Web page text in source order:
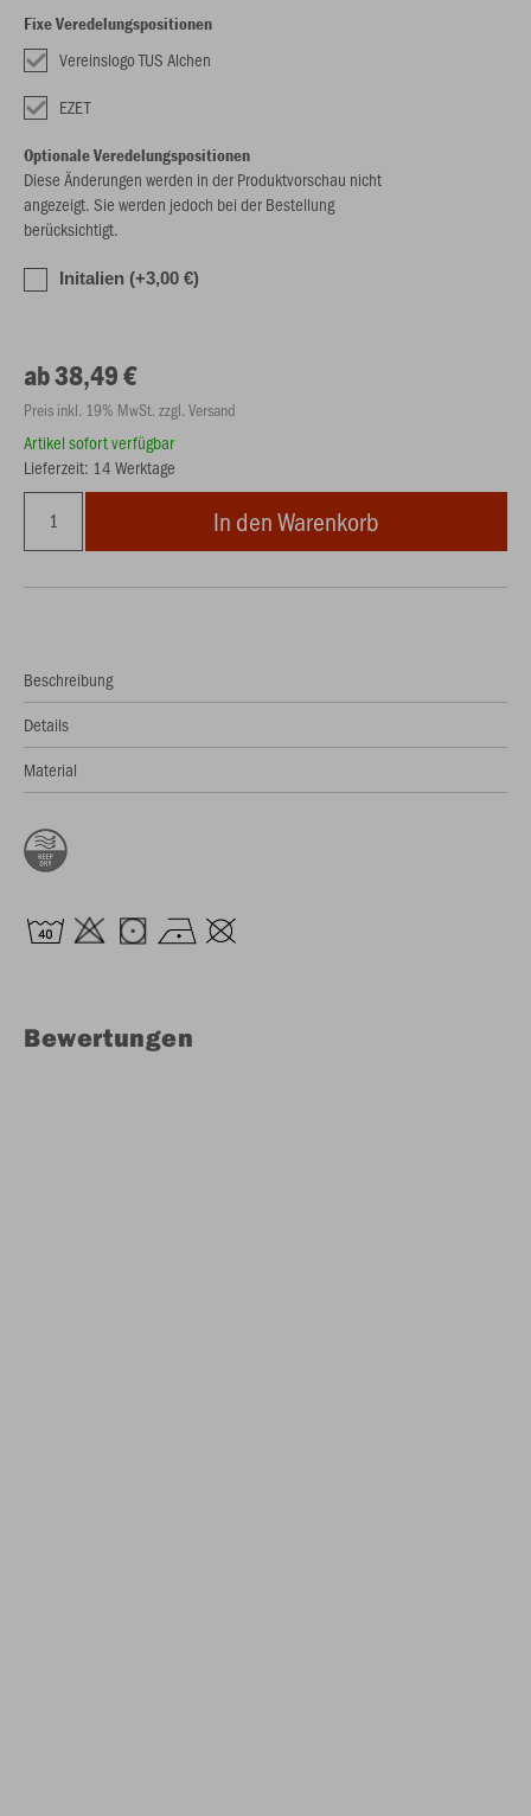
Fixe Veredelungspositionen
Vereinslogo TUS Alchen
EZET
Optionale Veredelungspositionen
Diese Änderungen werden in der Produktvorschau nicht
angezeigt. Sie werden jedoch bei der Bestellung
berücksichtigt.
Initalien (+3,00 €)
ab 38,49 €
Preis inkl. 19% MwSt. zzgl. Versand
Artikel sofort verfügbar
Lieferzeit: 14 Werktage
In den Warenkorb
Beschreibung
Details
Material
Bewertungen